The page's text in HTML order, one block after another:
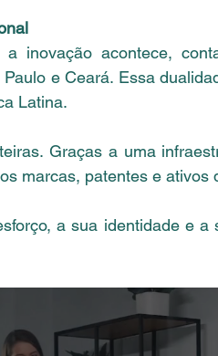
inovação acontece,
e Ceará. Essa
Latina.
Graças a uma
marcas, patentes e
a sua identidade e